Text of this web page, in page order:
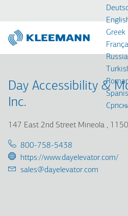
Inhalt
main
search
Greek
Day Accessibility &
Inc.
147 East 2nd Street Mineola
Telephone:
800-758-5438
URL:
https://www.dayelevator.com/
Email:
sales@dayelevator.com